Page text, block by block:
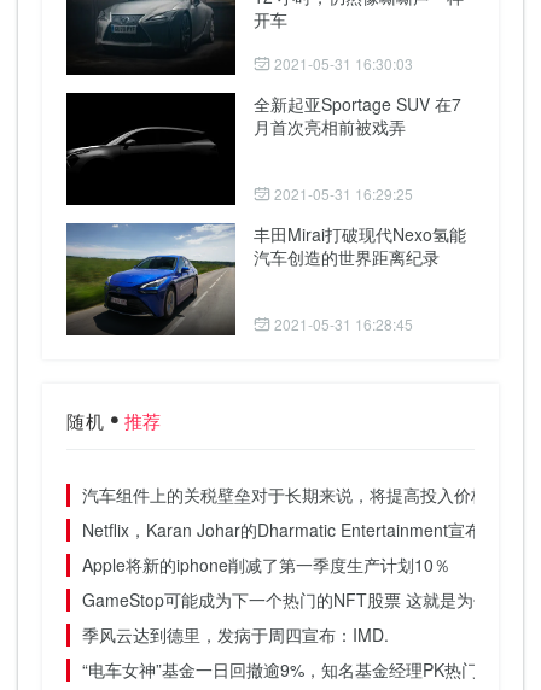
开车
2021-05-31 16:30:03
全新起亚Sportage SUV 在7
月首次亮相前被戏弄
2021-05-31 16:29:25
丰田Mirai打破现代Nexo氢能
汽车创造的世界距离纪录
2021-05-31 16:28:45
随机 推荐
汽车组件上的关税壁垒对于长期来说，将提高投入价格，汽
Netflix，Karan Johar的Dharmatic Entertainment宣布多年内
Apple将新的iphone削减了第一季度生产计划10％
GameStop可能成为下一个热门的NFT股票 这就是为什么
季风云达到德里，发病于周四宣布：IMD.
“电车女神”基金一日回撤逾9%，知名基金经理PK热门赛道进